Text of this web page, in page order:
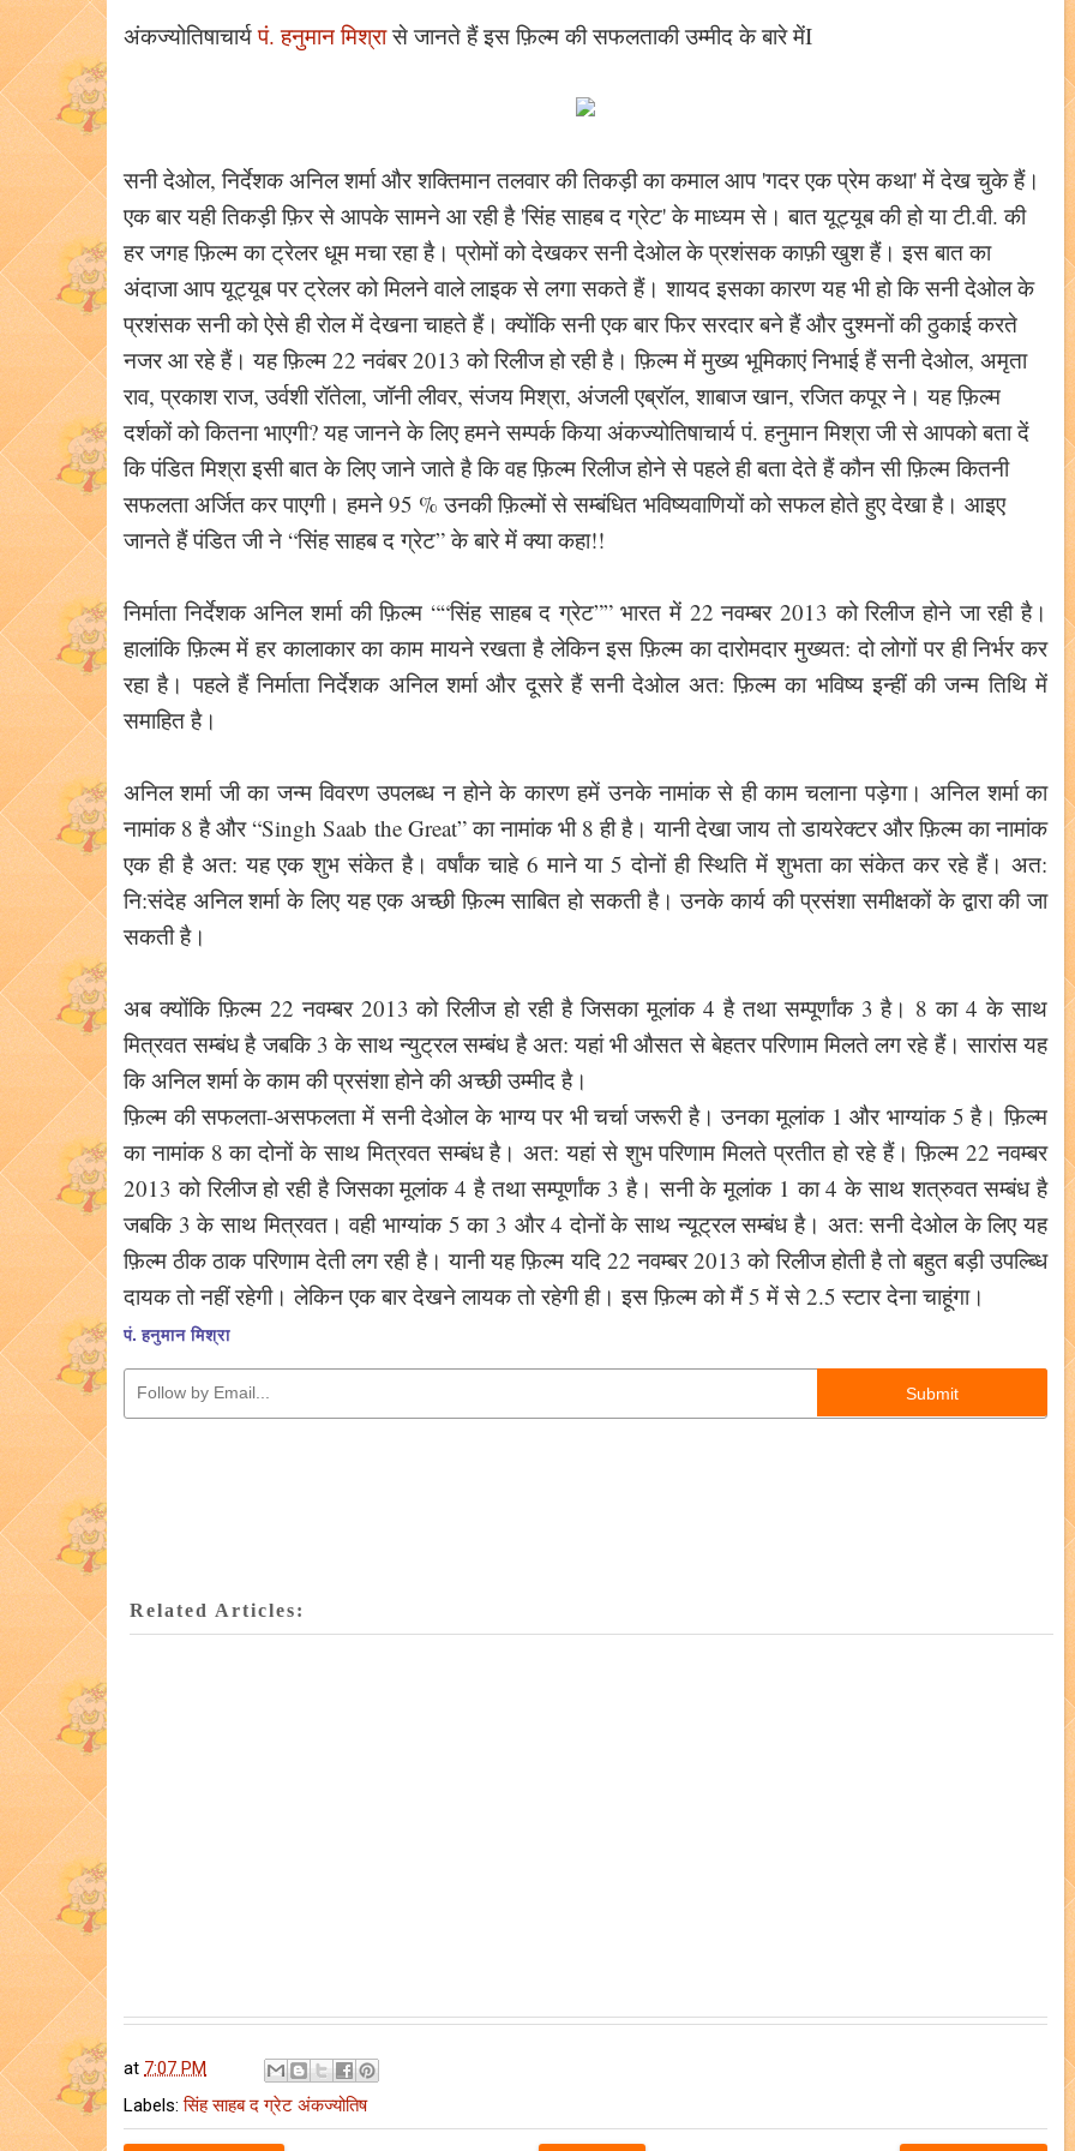
अंकज्योतिषाचार्यपं. हनुमान मिश्रासे जानते हैं इस फ़िल्म की सफलताकी उम्मीद के बारे मेंI
सनी देओल, निर्देशक अनिल शर्मा और शक्तिमान तलवार की तिकड़ी का कमाल आप 'गदर एक प्रेम कथा' में देख चुके हैं।
एक बार यही तिकड़ी फ़िर से आपके सामने आ रही है 'सिंह साहब द ग्रेट' के माध्यम से। बात यूट्यूब की हो या टी.वी. की
हर जगह फ़िल्म का ट्रेलर धूम मचा रहा है। प्रोमों को देखकर सनी देओल के प्रशंसक काफ़ी खुश हैं। इस बात का
अंदाजा आप यूट्यूब पर ट्रेलर को मिलने वाले लाइक से लगा सकते हैं। शायद इसका कारण यह भी हो कि सनी देओल के
प्रशंसक सनी को ऐसे ही रोल में देखना चाहते हैं। क्योंकि सनी एक बार फिर सरदार बने हैं और दुश्मनों की ठुकाई करते
नजर आ रहे हैं। यह फ़िल्म 22 नवंबर 2013 को रिलीज हो रही है। फ़िल्म में मुख्य भूमिकाएं निभाई हैं सनी देओल, अमृता
राव, प्रकाश राज, उर्वशी रॉतेला, जॉनी लीवर, संजय मिश्रा, अंजली एब्रॉल, शाबाज खान, रजित कपूर ने। यह फ़िल्म
दर्शकों को कितना भाएगी? यह जानने के लिए हमने सम्पर्क किया अंकज्योतिषाचार्य पं. हनुमान मिश्रा जी से आपको बता दें
कि पंडित मिश्रा इसी बात के लिए जाने जाते है कि वह फ़िल्म रिलीज होने से पहले ही बता देते हैं कौन सी फ़िल्म कितनी
सफलता अर्जित कर पाएगी। हमने 95 % उनकी फ़िल्मों से सम्बंधित भविष्यवाणियों को सफल होते हुए देखा है। आइए
जानते हैं पंडित जी ने “सिंह साहब द ग्रेट” के बारे में क्या कहा!!
निर्माता निर्देशक अनिल शर्मा की फ़िल्म ““सिंह साहब द ग्रेट”” भारत में 22 नवम्बर 2013 को रिलीज होने जा रही है।
हालांकि फ़िल्म में हर कालाकार का काम मायने रखता है लेकिन इस फ़िल्म का दारोमदार मुख्यत: दो लोगों पर ही निर्भर कर
रहा है। पहले हैं निर्माता निर्देशक अनिल शर्मा और दूसरे हैं सनी देओल अत: फ़िल्म का भविष्य इन्हीं की जन्म तिथि में
समाहित है।
अनिल शर्मा जी का जन्म विवरण उपलब्ध न होने के कारण हमें उनके नामांक से ही काम चलाना पड़ेगा। अनिल शर्मा का
नामांक 8 है और “Singh Saab the Great” का नामांक भी 8 ही है। यानी देखा जाय तो डायरेक्टर और फ़िल्म का नामांक
एक ही है अत: यह एक शुभ संकेत है। वर्षांक चाहे 6 माने या 5 दोनों ही स्थिति में शुभता का संकेत कर रहे हैं। अत:
नि:संदेह अनिल शर्मा के लिए यह एक अच्छी फ़िल्म साबित हो सकती है। उनके कार्य की प्रसंशा समीक्षकों के द्वारा की जा
सकती है।
अब क्योंकि फ़िल्म 22 नवम्बर 2013 को रिलीज हो रही है जिसका मूलांक 4 है तथा सम्पूर्णांक 3 है। 8 का 4 के साथ
मित्रवत सम्बंध है जबकि 3 के साथ न्युट्रल सम्बंध है अत: यहां भी औसत से बेहतर परिणाम मिलते लग रहे हैं। सारांस यह
कि अनिल शर्मा के काम की प्रसंशा होने की अच्छी उम्मीद है।
फ़िल्म की सफलता-असफलता में सनी देओल के भाग्य पर भी चर्चा जरूरी है। उनका मूलांक 1 और भाग्यांक 5 है। फ़िल्म
का नामांक 8 का दोनों के साथ मित्रवत सम्बंध है। अत: यहां से शुभ परिणाम मिलते प्रतीत हो रहे हैं। फ़िल्म 22 नवम्बर
2013 को रिलीज हो रही है जिसका मूलांक 4 है तथा सम्पूर्णांक 3 है। सनी के मूलांक 1 का 4 के साथ शत्रुवत सम्बंध है
जबकि 3 के साथ मित्रवत। वही भाग्यांक 5 का 3 और 4 दोनों के साथ न्यूट्रल सम्बंध है। अत: सनी देओल के लिए यह
फ़िल्म ठीक ठाक परिणाम देती लग रही है। यानी यह फ़िल्म यदि 22 नवम्बर 2013 को रिलीज होती है तो बहुत बड़ी उपल्ब्धि
दायक तो नहीं रहेगी। लेकिन एक बार देखने लायक तो रहेगी ही। इस फ़िल्म को मैं 5 में से 2.5 स्टार देना चाहूंगा।
पं. हनुमान मिश्रा
Related Articles:
at 7:07 PM
Labels:सिंह साहब द ग्रेट अंकज्योतिष